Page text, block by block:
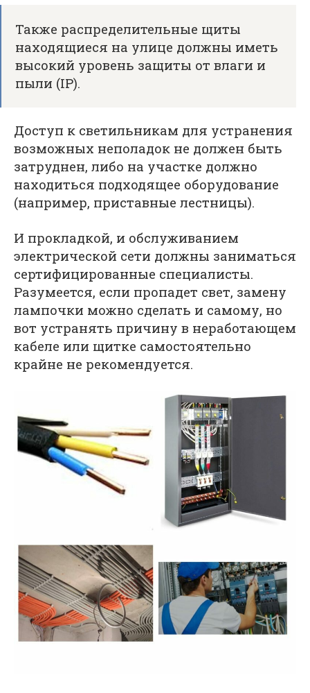
Также распределительные щиты
находящиеся на улице должны иметь
высокий уровень защиты от влаги и
пыли (IP).
Доступ к светильникам для устранения
возможных неполадок не должен быть
затруднен, либо на участке должно
находиться подходящее оборудование
(например, приставные лестницы).
И прокладкой, и обслуживанием
электрической сети должны заниматься
сертифицированные специалисты.
Разумеется, если пропадет свет, замену
лампочки можно сделать и самому, но
вот устранять причину в неработающем
кабеле или щитке самостоятельно
крайне не рекомендуется.